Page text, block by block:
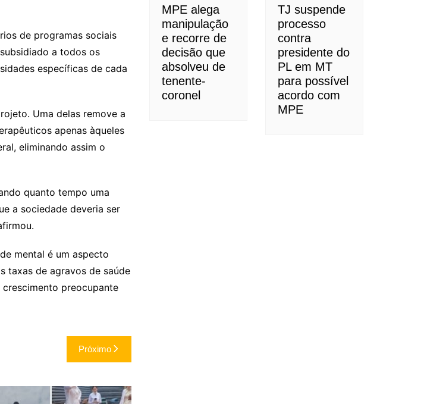
de programas sociais
a todos os
específicas de cada
Uma delas remove a
apenas àqueles
eliminando assim o
quanto tempo uma
a sociedade deveria ser
mental é um aspecto
taxas de agravos de saúde
preocupante
Próximo
MPE alega
manipulação
e recorre de
decisão que
absolveu de
tenente-
coronel
TJ suspende
processo
contra
presidente do
PL em MT
para possível
acordo com
MPE